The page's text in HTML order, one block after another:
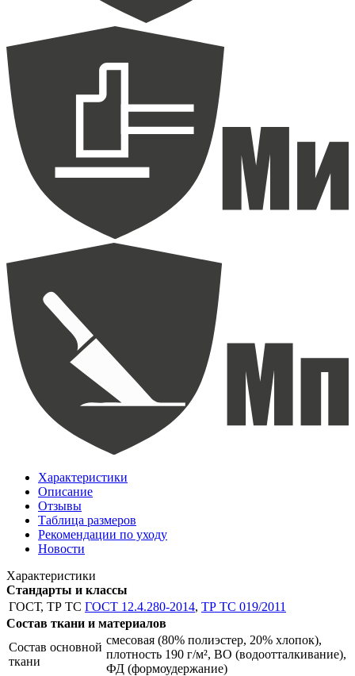
Характеристики
Описание
Отзывы
Таблица размеров
Рекомендации по уходу
Новости
Характеристики
Стандарты и классы
ГОСТ, ТР ТС ГОСТ 12.4.280-2014, ТР ТС 019/2011
Состав ткани и материалов
Состав основной
ткани
смесовая (80% полиэстер, 20% хлопок),
плотность 190 г/м², ВО (водоотталкивание),
ФД (формоудержание)